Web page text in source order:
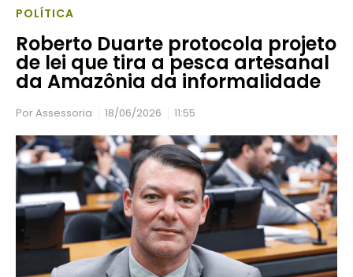
POLÍTICA
Roberto Duarte protocola projeto
de lei que tira a pesca artesanal
da Amazônia da informalidade
PorAssessoria 18/06/2026 11:55